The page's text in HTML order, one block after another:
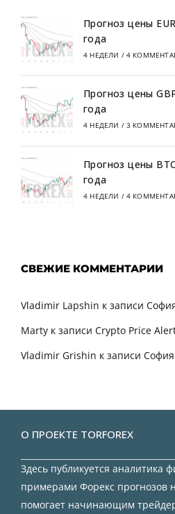
Прогноз цены
года
4 НЕДЕЛИ / 4
Прогноз цены
года
4 НЕДЕЛИ / 3
Прогноз цены
года
4 НЕДЕЛИ / 4
СВЕЖИЕ КОММЕНТАРИИ
Vladimir Lapshin к записи
Marty к записи Crypto Price
Vladimir Grishin к записи
О ПРОЕКТЕ TORFOREX
Здесь публикуется аналитика
примерами Форекс прогнозов
помогает начинающим